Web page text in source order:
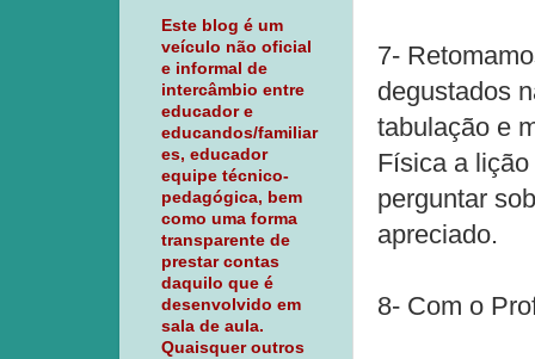
7-
degustados
tabulação e
Física a
perguntar
apreciado.
8- Com o
Este blog é um
veículo não oficial
e informal de
intercâmbio entre
educador e
educandos/familiar
es, educador
equipe técnico-
pedagógica, bem
como uma forma
transparente de
prestar contas
daquilo que é
desenvolvido em
sala de aula.
Quaisquer outros